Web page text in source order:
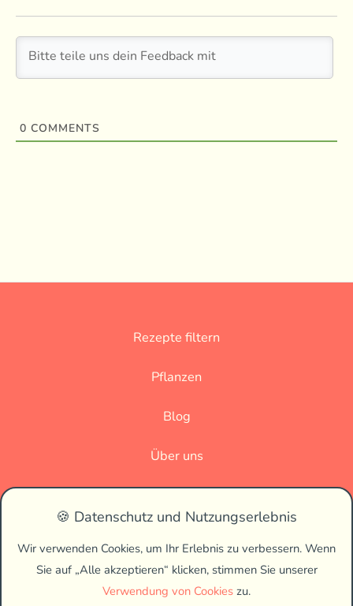
🍪 Datenschutz und Nutzungserlebnis
Wir verwenden Cookies, um Ihr Erlebnis zu verbessern. Wenn
Sie auf „Alle akzeptieren“ klicken, stimmen Sie unserer
Verwendung von Cookies zu.
0 COMMENTS
Rezepte filtern
Pflanzen
Blog
Über uns